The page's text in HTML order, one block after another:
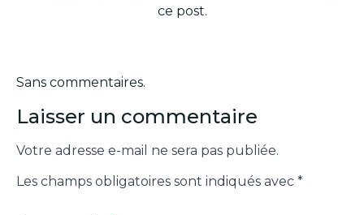
ce post.
Sans commentaires.
Laisser un commentaire
Votre adresse e-mail ne sera pas publiée.
Les champs obligatoires sont indiqués avec *